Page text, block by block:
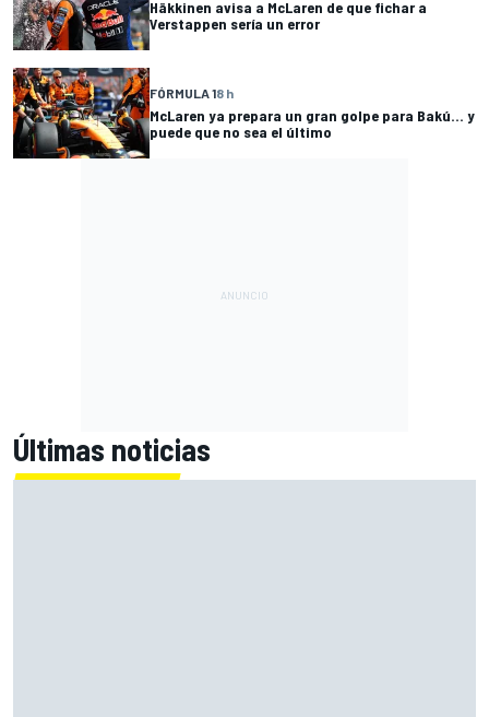
Häkkinen avisa a McLaren de que fichar a
Verstappen sería un error
FÓRMULA 18 h
McLaren ya prepara un gran golpe para Bakú... y
puede que no sea el último
Últimas noticias